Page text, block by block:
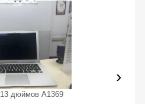
дюймов A1369
›